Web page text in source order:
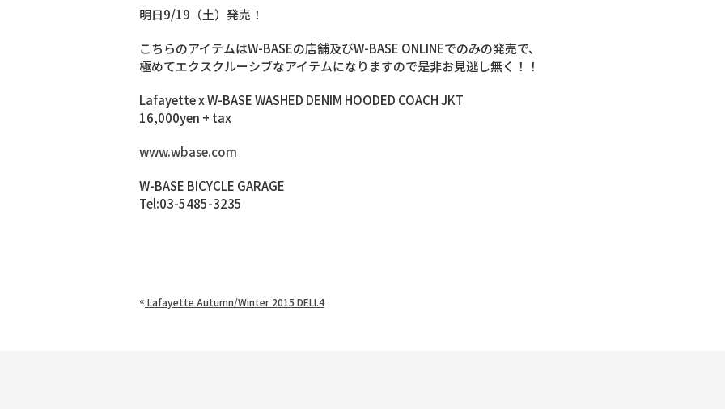
明日9/19（土）発売！
こちらのアイテムはW-BASEの店舗及びW-BASE ONLINEでのみの発売で、
極めてエクスクルーシブなアイテムになりますので是非お見逃し無く！！
Lafayette x W-BASE WASHED DENIM HOODED COACH JKT
16,000yen + tax
www.wbase.com
W-BASE BICYCLE GARAGE
Tel:03-5485-3235
« Lafayette Autumn/Winter 2015 DELI.4